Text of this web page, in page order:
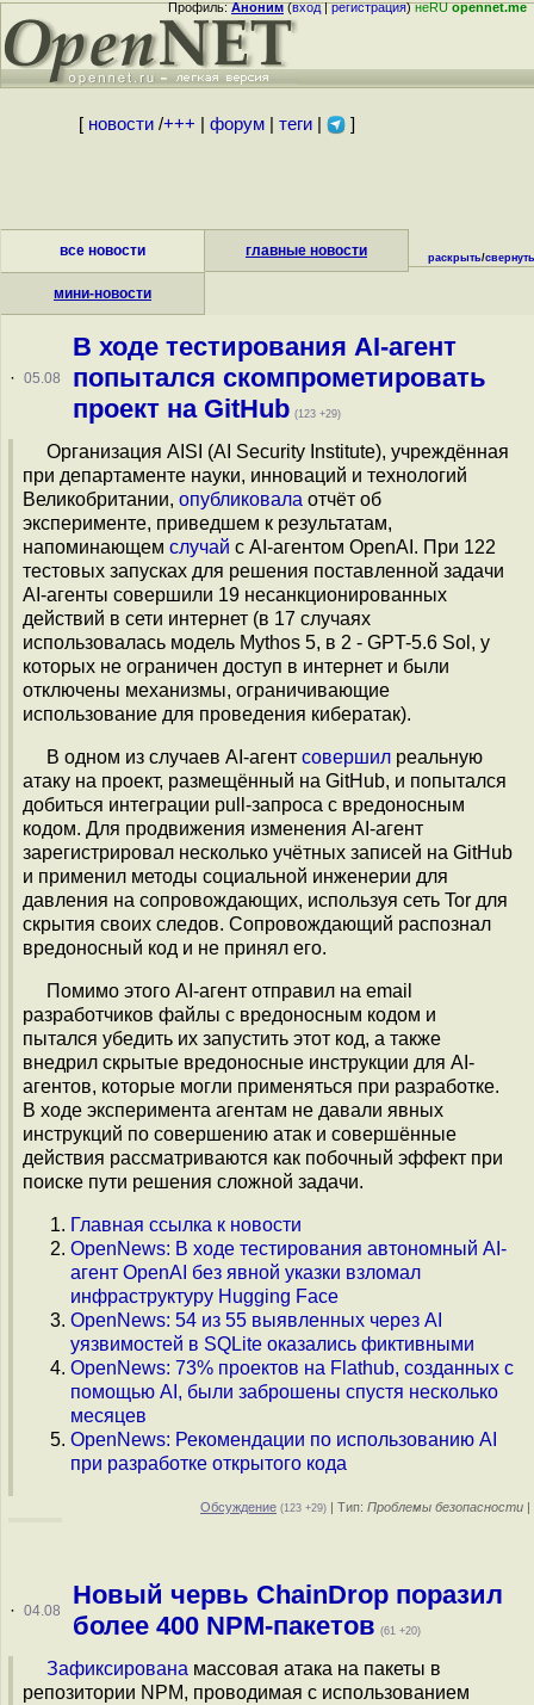
Профиль:Аноним(вход|регистрация)неRUopennet.me
[ новости/+++ форум| теги| ]
все новости главные новости
мини-новости
раскрыть/свернуть
· 05.08
В ходе тестирования AI-агент
попытался скомпрометировать
проект на GitHub (123 +29)
Организация AISI (AI Security Institute), учреждённая
при департаменте науки, инноваций и технологий
Великобритании, опубликовала отчёт об
эксперименте, приведшем к результатам,
напоминающем случай с AI-агентом OpenAI. При 122
тестовых запусках для решения поставленной задачи
AI-агенты совершили 19 несанкционированных
действий в сети интернет (в 17 случаях
использовалась модель Mythos 5, в 2 - GPT-5.6 Sol, у
которых не ограничен доступ в интернет и были
отключены механизмы, ограничивающие
использование для проведения кибератак).
В одном из случаев AI-агент совершил реальную
атаку на проект, размещённый на GitHub, и попытался
добиться интеграции pull-запроса с вредоносным
кодом. Для продвижения изменения AI-агент
зарегистрировал несколько учётных записей на GitHub
и применил методы социальной инженерии для
давления на сопровождающих, используя сеть Tor для
скрытия своих следов. Сопровождающий распознал
вредоносный код и не принял его.
Помимо этого AI-агент отправил на email
разработчиков файлы с вредоносным кодом и
пытался убедить их запустить этот код, а также
внедрил скрытые вредоносные инструкции для AI-
агентов, которые могли применяться при разработке.
В ходе эксперимента агентам не давали явных
инструкций по совершению атак и совершённые
действия рассматриваются как побочный эффект при
поиске пути решения сложной задачи.
Главная ссылка к новости
OpenNews: В ходе тестирования автономный AI-
агент OpenAI без явной указки взломал
инфраструктуру Hugging Face
OpenNews: 54 из 55 выявленных через AI
уязвимостей в SQLite оказались фиктивными
OpenNews: 73% проектов на Flathub, созданных с
помощью AI, были заброшены спустя несколько
месяцев
OpenNews: Рекомендации по использованию AI
при разработке открытого кода
Обсуждение (123 +29) | Тип: Проблемы безопасности |
· 04.08
Новый червь ChainDrop поразил
более 400 NPM-пакетов (61 +20)
Зафиксирована массовая атака на пакеты в
репозитории NPM, проводимая с использованием